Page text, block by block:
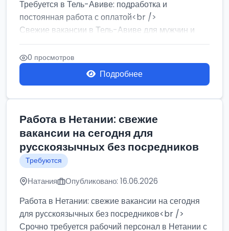
Требуется в Тель-Авиве: подработка и
постоянная работа с оплатой<br />
Свежие вакансии в Тель-Авиве для мужчин и
женщин от хозя...
0 просмотров
Подробнее
Работа в Нетании: свежие
вакансии на сегодня для
русскоязычных без посредников
Требуются
Натания Опубликовано: 16.06.2026
Работа в Нетании: свежие вакансии на сегодня
для русскоязычных без посредников<br />
Срочно требуется рабочий персонал в Нетании с